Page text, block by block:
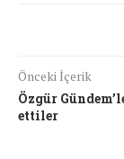
Önceki İçerik
Özgür
ettiler